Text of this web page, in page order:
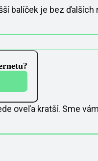
balíček je bez ďalších
oveľa kratší. Sme